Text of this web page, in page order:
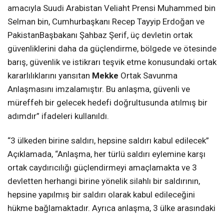
amacıyla Suudi Arabistan Veliaht Prensi Muhammed bin
Selman bin, Cumhurbaşkanı Recep Tayyip Erdoğan ve
PakistanBaşbakanı Şahbaz Şerif, üç devletin ortak
güvenliklerini daha da güçlendirme, bölgede ve ötesinde
barış, güvenlik ve istikrarı teşvik etme konusundaki ortak
kararlılıklarını yansıtan Mekke Ortak Savunma
Anlaşmasını imzalamıştır. Bu anlaşma, güvenli ve
müreffeh bir gelecek hedefi doğrultusunda atılmış bir
adımdır” ifadeleri kullanıldı.
“3 ülkeden birine saldırı, hepsine saldırı kabul edilecek”
Açıklamada, “Anlaşma, her türlü saldırı eylemine karşı
ortak caydırıcılığı güçlendirmeyi amaçlamakta ve 3
devletten herhangi birine yönelik silahlı bir saldırının,
hepsine yapılmış bir saldırı olarak kabul edileceğini
hükme bağlamaktadır. Ayrıca anlaşma, 3 ülke arasındaki